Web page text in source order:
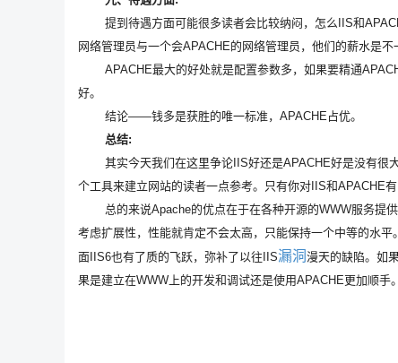
提到待遇方面可能很多读者会比较纳闷，怎么IIS和
网络管理员与一个会APACHE的网络管理员，他们的薪水是不
APACHE最大的好处就是配置参数多，如果要精通
好。
结论——钱多是获胜的唯一标准，APACHE占优。
总结:
其实今天我们在这里争论IIS好还是APACHE好是没有很
个工具来建立网站的读者一点参考。只有你对IIS和APACHE
总的来说Apache的优点在于在各种开源的WWW服务提供
考虑扩展性，性能就肯定不会太高，只能保持一个中等的水
面IIS6也有了质的飞跃，弥补了以往IIS漏洞 漫天的缺陷。如
果是建立在WWW上的开发和调试还是使用APACHE更加顺手。